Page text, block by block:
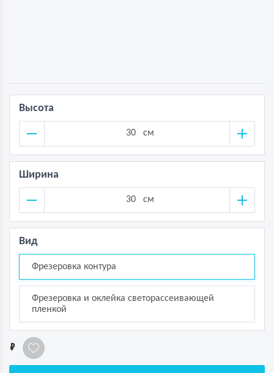
Высота
см
Ширина
см
Вид
Фрезеровка контура
Фрезеровка и оклейка светорассеивающей
пленкой
1